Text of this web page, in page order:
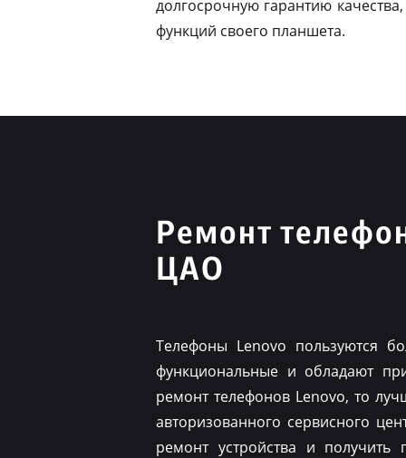
долгосрочную гарантию
функций своего планшета.
Ремонт
ЦАО
Телефоны Lenovo пользуются
функциональные и обладают
ремонт телефонов Lenovo, то
авторизованного сервисного
ремонт устройства и получить